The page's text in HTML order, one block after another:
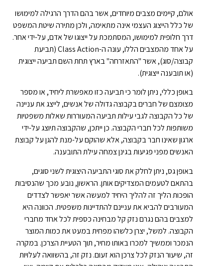
אולם, קיימים מצבים מיוחדים, אשר בהם הדרך הרגילה למימושו
של כלל הייצוג העצמי אינה מתאימה, ולכן מתירה שיטת המשפט
דרך חלופית למימושו, המסתמכת על ייצוגו של אדם, על-ידי אחר.
על אחד מהמצבים הללו, עונה ה-Class Action (תביעת
קבוצה/סוג), אשר "התאזרחה" בארץ תחת השם תביעה ייצוגית
(או תובענה ייצוגית).
באופן כללי, ניתן לומר כי תביעה כזו מאפשרת ליחיד, או מספר
מצומצם של חברים בקבוצה גדולה של אנשים, לייצג את עניינה
של כל הקבוצה לגבי עילות תביעה המעוררות שאלות משפטיות
משותפות לכל חברי הקבוצה. כן ייתכן, שהקבוצה תיוצג על-ידי
ארגון שאינו חבר בקבוצה, אלא שהוקם על-מנת להגן על קבוצת
האנשים מפני פגיעות בגינן צמחה עילת התובענה.
באופן גס, ניתן לחלק את סוגי התביעה היצוגית לשני סוגים,
בהתאם לטעמים המצדיקים אותן. הראשון, נובע מכך שהנסיבות
הופכות הליך זה להליך היחיד למעשה אשר יאפשר לצדדים
המעורבים להביא את עניינם להתדיינות משפטית. הכוונה היא
למצבים בהם נגרם נזק קל מבחינה כספית לכל אחד מחברי
הקבוצה. למשל, יצרן כלשהו מפחית במעט את כמות המוצר
הנמכר וממשיך למכרו באותו מחיר, תוך הטעיית הצרכן. במקרה
זה, שיעור הנזק לכל צרכן הוא זעום. נזק זה, בהשוואה לעלויות